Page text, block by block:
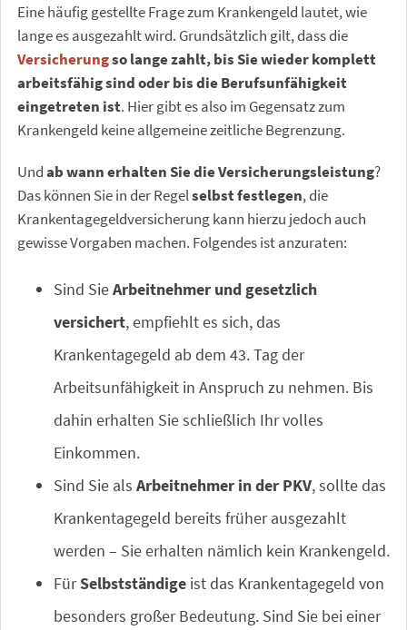
Eine häufig gestellte Frage zum Krankengeld lautet, wie
lange es ausgezahlt wird. Grundsätzlich gilt, dass die
Versicherungso lange zahlt, bis Sie wieder komplett
arbeitsfähig sind oder bis die Berufsunfähigkeit
eingetreten ist. Hier gibt es also im Gegensatz zum
Krankengeld keine allgemeine zeitliche Begrenzung.
Undab wann erhalten Sie die Versicherungsleistung?
Das können Sie in der Regelselbst festlegen, die
Krankentagegeldversicherung kann hierzu jedoch auch
gewisse Vorgaben machen. Folgendes ist anzuraten:
Sind SieArbeitnehmer und gesetzlich
versichert, empfiehlt es sich, das
Krankentagegeld ab dem 43. Tag der
Arbeitsunfähigkeit in Anspruch zu nehmen. Bis
dahin erhalten Sie schließlich Ihr volles
Einkommen.
Sind Sie als Arbeitnehmer in der PKV, sollte das
Krankentagegeld bereits früher ausgezahlt
werden – Sie erhalten nämlich kein Krankengeld.
FürSelbstständige ist das Krankentagegeld von
besonders großer Bedeutung. Sind Sie bei einer